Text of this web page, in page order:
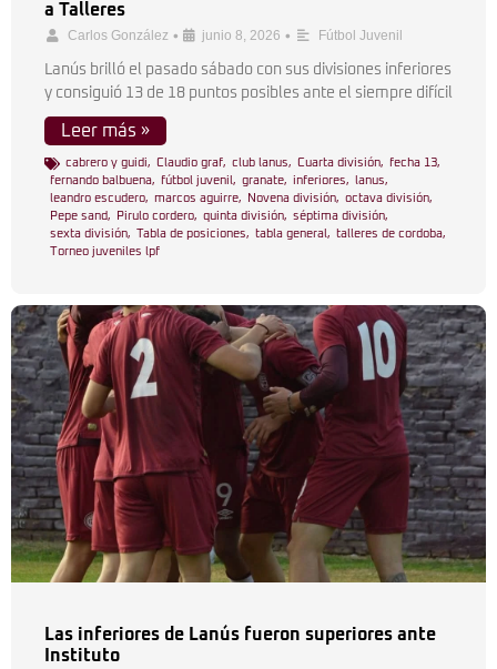
a Talleres
Carlos González • junio 8, 2026 • Fútbol Juvenil
Lanús brilló el pasado sábado con sus divisiones inferiores
y consiguió 13 de 18 puntos posibles ante el siempre difícil
Leer más »
cabrero y guidi, Claudio graf, club lanus, Cuarta división, fecha 13,
fernando balbuena, fútbol juvenil , granate, inferiores, lanus,
leandro escudero, marcos aguirre, Novena división, octava división,
Pepe sand, Pirulo cordero, quinta división, séptima división,
sexta división, Tabla de posiciones, tabla general , talleres de cordoba,
Torneo juveniles lpf
Las inferiores de Lanús fueron superiores ante
Instituto